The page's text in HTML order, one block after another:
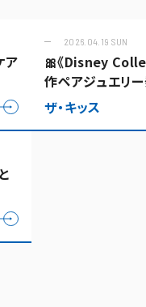
ア
2026.04.19 SUN
🎀《Disney
作ペアジュエリ
ザ・キッス